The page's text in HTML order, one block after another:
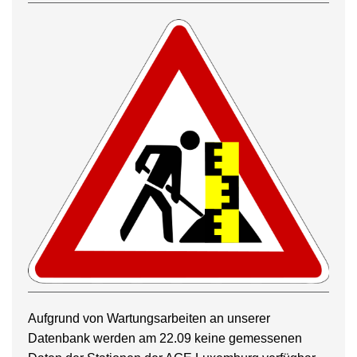
Aufgrund von Wartungsarbeiten an unserer
Datenbank werden am 22.09 keine gemessenen